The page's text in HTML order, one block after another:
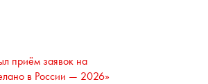
приём заявок на
в России — 2026»